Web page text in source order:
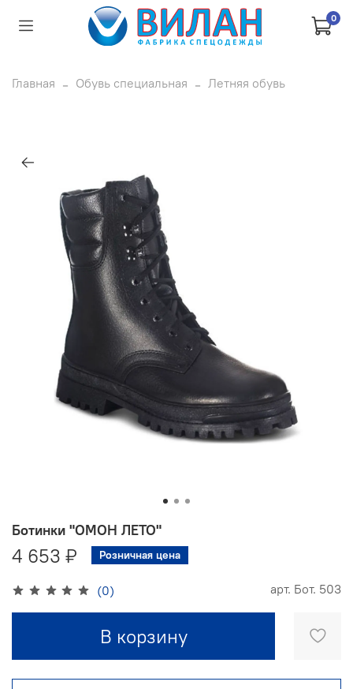
0
Главная Обувь специальная Летняя обувь
(0) арт. Бот. 503
Ботинки "ОМОН ЛЕТО"
4 653 ₽ Розничная цена
В корзину